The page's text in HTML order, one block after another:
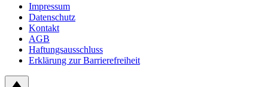
Impressum
Datenschutz
Kontakt
AGB
Haftungsausschluss
Erklärung zur Barrierefreiheit